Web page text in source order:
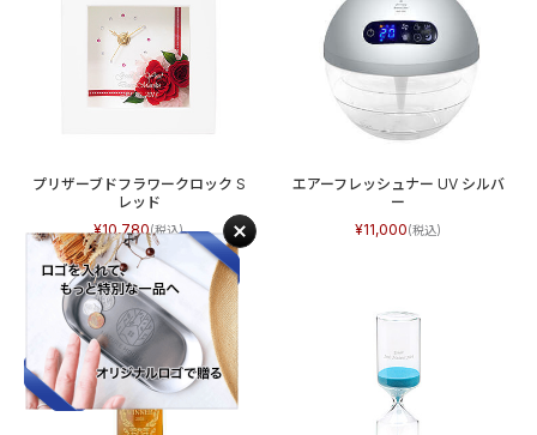
プリザーブドフラワークロック S
レッド
10,780
エアーフレッシュナー UV シルバ
ー
11,000